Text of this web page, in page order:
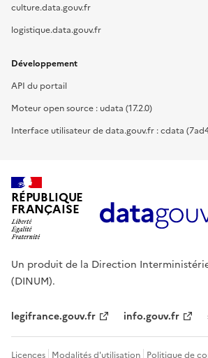
culture.data.gouv.fr
logistique.data.gouv.fr
Développement
API du portail
Moteur open source : udata (17.2.0)
Interface utilisateur de data.gouv.fr : cdata
RÉPUBLIQUE
FRANÇAISE
Un produit de la Direction
(DINUM).
legifrance.gouv.fr info.gouv.fr
Licences Modalités d'utilisation Politique de